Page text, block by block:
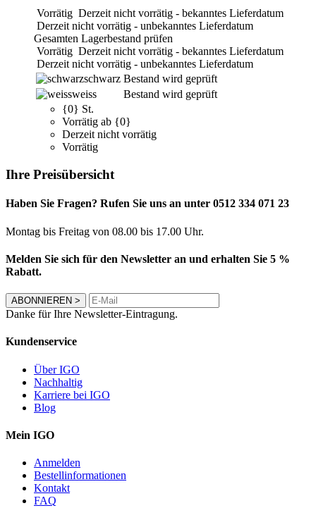
Vorrätig Derzeit nicht vorrätig - bekanntes Lieferdatum
Derzeit nicht vorrätig - unbekanntes Lieferdatum
Gesamten Lagerbestand prüfen
Vorrätig Derzeit nicht vorrätig - bekanntes Lieferdatum
Derzeit nicht vorrätig - unbekanntes Lieferdatum
schwarz Bestand wird geprüft
weiss
Bestand wird geprüft
{0} St.
Vorrätig ab {0}
Derzeit nicht vorrätig
Vorrätig
Ihre Preisübersicht
Haben Sie Fragen? Rufen Sie uns an unter 0512 334 071 23
Montag bis Freitag von 08.00 bis 17.00 Uhr.
Melden Sie sich für den Newsletter an und erhalten Sie 5 %
Rabatt.
ABONNIEREN >
Danke für Ihre Newsletter-Eintragung.
Kundenservice
Über IGO
Nachhaltig
Karriere bei IGO
Blog
Mein IGO
Anmelden
Bestellinformationen
Kontakt
FAQ